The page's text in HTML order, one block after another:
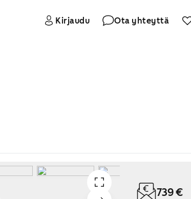
Kirjaudu Ota yhteyttä
739 €